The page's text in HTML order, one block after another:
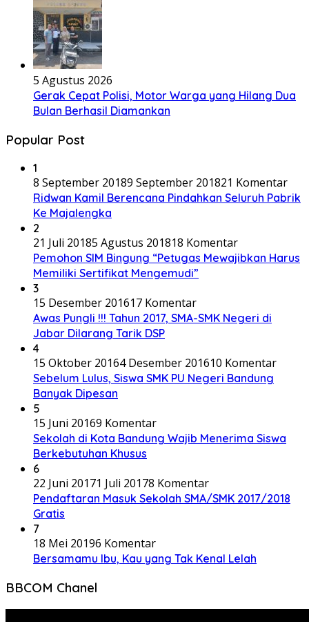
5 Agustus 2026
Gerak Cepat Polisi, Motor Warga yang Hilang Dua
Bulan Berhasil Diamankan
Popular Post
1
8 September 20189 September 201821 Komentar
Ridwan Kamil Berencana Pindahkan Seluruh Pabrik
Ke Majalengka
2
21 Juli 20185 Agustus 201818 Komentar
Pemohon SIM Bingung “Petugas Mewajibkan Harus
Memiliki Sertifikat Mengemudi”
3
15 Desember 201617 Komentar
Awas Pungli !!! Tahun 2017, SMA-SMK Negeri di
Jabar Dilarang Tarik DSP
4
15 Oktober 20164 Desember 201610 Komentar
Sebelum Lulus, Siswa SMK PU Negeri Bandung
Banyak Dipesan
5
15 Juni 20169 Komentar
Sekolah di Kota Bandung Wajib Menerima Siswa
Berkebutuhan Khusus
6
22 Juni 20171 Juli 20178 Komentar
Pendaftaran Masuk Sekolah SMA/SMK 2017/2018
Gratis
7
18 Mei 20196 Komentar
Bersamamu Ibu, Kau yang Tak Kenal Lelah
BBCOM Chanel